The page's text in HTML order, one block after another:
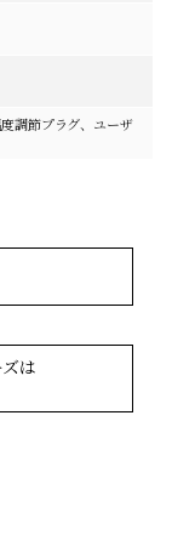
調節プラグ、ユーザ
は